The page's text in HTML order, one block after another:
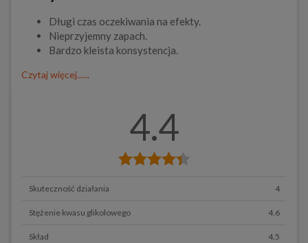
Długi czas oczekiwania na efekty.
Nieprzyjemny zapach.
Bardzo kleista konsystencja.
Czytaj więcej......
4.4
Skuteczność działania 4
Stężenie kwasu glikolowego 4.6
Skład 4.5